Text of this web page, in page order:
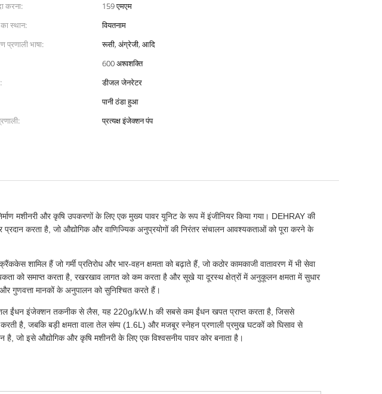
करना:
159 एमएम
स्थान:
वियतनाम
प्रणाली भाषा:
रूसी, अंग्रेजी, आदि
600 अश्वशक्ति
डीजल जेनरेटर
पानी ठंडा हुआ
प्रत्यक्ष इंजेक्शन पंप
मशीनरी और कृषि उपकरणों के लिए एक मुख्य पावर यूनिट के रूप में इंजीनियर किया गया। DEHRAY की
करता है, जो औद्योगिक और वाणिज्यिक अनुप्रयोगों की निरंतर संचालन आवश्यकताओं को पूरा करने के
हैं जो गर्मी प्रतिरोध और भार-वहन क्षमता को बढ़ाते हैं, जो कठोर कामकाजी वातावरण में भी सेवा
को समाप्त करता है, रखरखाव लागत को कम करता है और सूखे या दूरस्थ क्षेत्रों में अनुकूलन क्षमता में सुधार
गुणवत्ता मानकों के अनुपालन को सुनिश्चित करते हैं।
ईंधन इंजेक्शन तकनीक से लैस, यह 220g/kW.h की सबसे कम ईंधन खपत प्राप्त करता है, जिससे
करती है, जबकि बड़ी क्षमता वाला तेल संम्प (1.6L) और मजबूर स्नेहन प्रणाली प्रमुख घटकों को घिसाव से
इसे औद्योगिक और कृषि मशीनरी के लिए एक विश्वसनीय पावर कोर बनाता है।